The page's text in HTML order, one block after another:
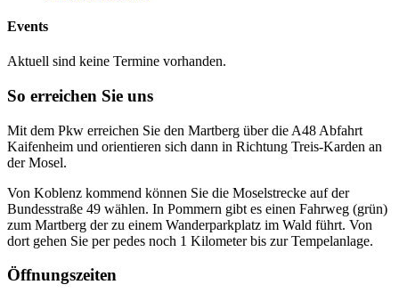
Events
Aktuell sind keine Termine vorhanden.
So erreichen Sie uns
Mit dem Pkw erreichen Sie den Martberg über die A48 Abfahrt
Kaifenheim und orientieren sich dann in Richtung Treis-Karden an
der Mosel.
Von Koblenz kommend können Sie die Moselstrecke auf der
Bundesstraße 49 wählen. In Pommern gibt es einen Fahrweg (grün)
zum Martberg der zu einem Wanderparkplatz im Wald führt. Von
dort gehen Sie per pedes noch 1 Kilometer bis zur Tempelanlage.
Öffnungszeiten